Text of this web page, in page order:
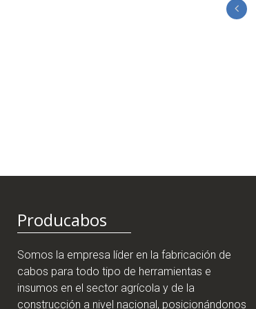
Producabos
Somos la empresa líder en la fabricación de
cabos para todo tipo de herramientas e
insumos en el sector agrícola y de la
construcción a nivel nacional, posicionándonos